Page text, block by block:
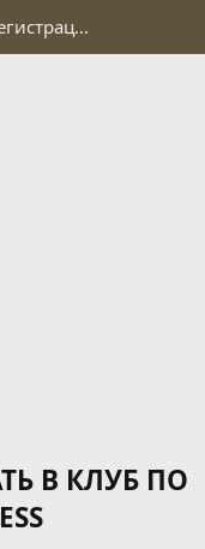
Регистрация
В КЛУБ ПО